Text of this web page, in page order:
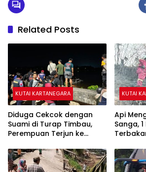
Related Posts
KUTAI KARTANEGARA
Diduga Cekcok dengan
Suami di Turap Timbau,
Perempuan Terjun ke
KUTAI
Api
Sanga,